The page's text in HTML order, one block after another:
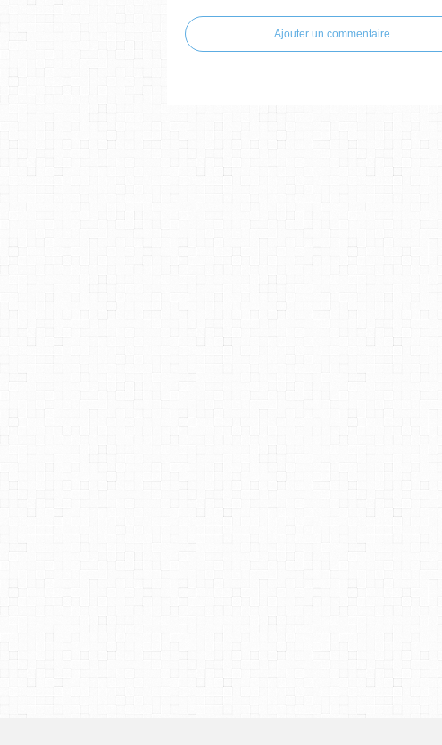
Ajouter un commentaire